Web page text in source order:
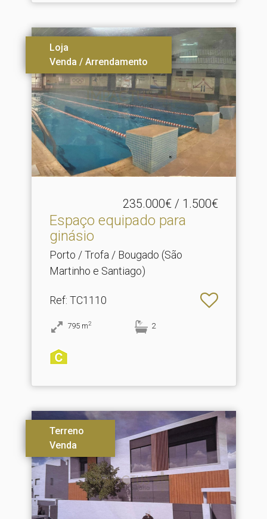
Loja
Venda / Arrendamento
235.000€ / 1.500€
Espaço equipado para
ginásio
Porto / Trofa / Bougado (São
Martinho e Santiago)
Ref: TC1110
795 m2 2
Terreno
Venda